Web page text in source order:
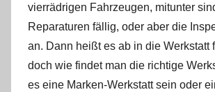
vierrädrigen Fahrzeugen, mitunter
Reparaturen fällig, oder aber die
an. Dann heißt es ab in die Werkstatt
doch wie findet man die richtige
es eine Marken-Werkstatt sein oder